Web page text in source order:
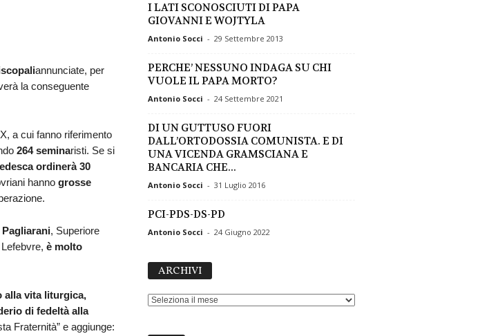
annunciate, per
la conseguente
a cui fanno riferimento
264 seminaristi. Se si
ordinerà 30
hanno grosse
, Superiore
è molto
alla vita liturgica,
di fedeltà alla
Fraternità” e aggiunge:
I LATI SCONOSCIUTI DI PAPA
GIOVANNI E WOJTYLA
Antonio Socci - 29 Settembre 2013
PERCHE’ NESSUNO INDAGA SU CHI
VUOLE IL PAPA MORTO?
Antonio Socci - 24 Settembre 2021
DI UN GUTTUSO FUORI
DALL’ORTODOSSIA COMUNISTA. E DI
UNA VICENDA GRAMSCIANA E
BANCARIA CHE...
Antonio Socci - 31 Luglio 2016
PCI-PDS-DS-PD
Antonio Socci - 24 Giugno 2022
ARCHIVI